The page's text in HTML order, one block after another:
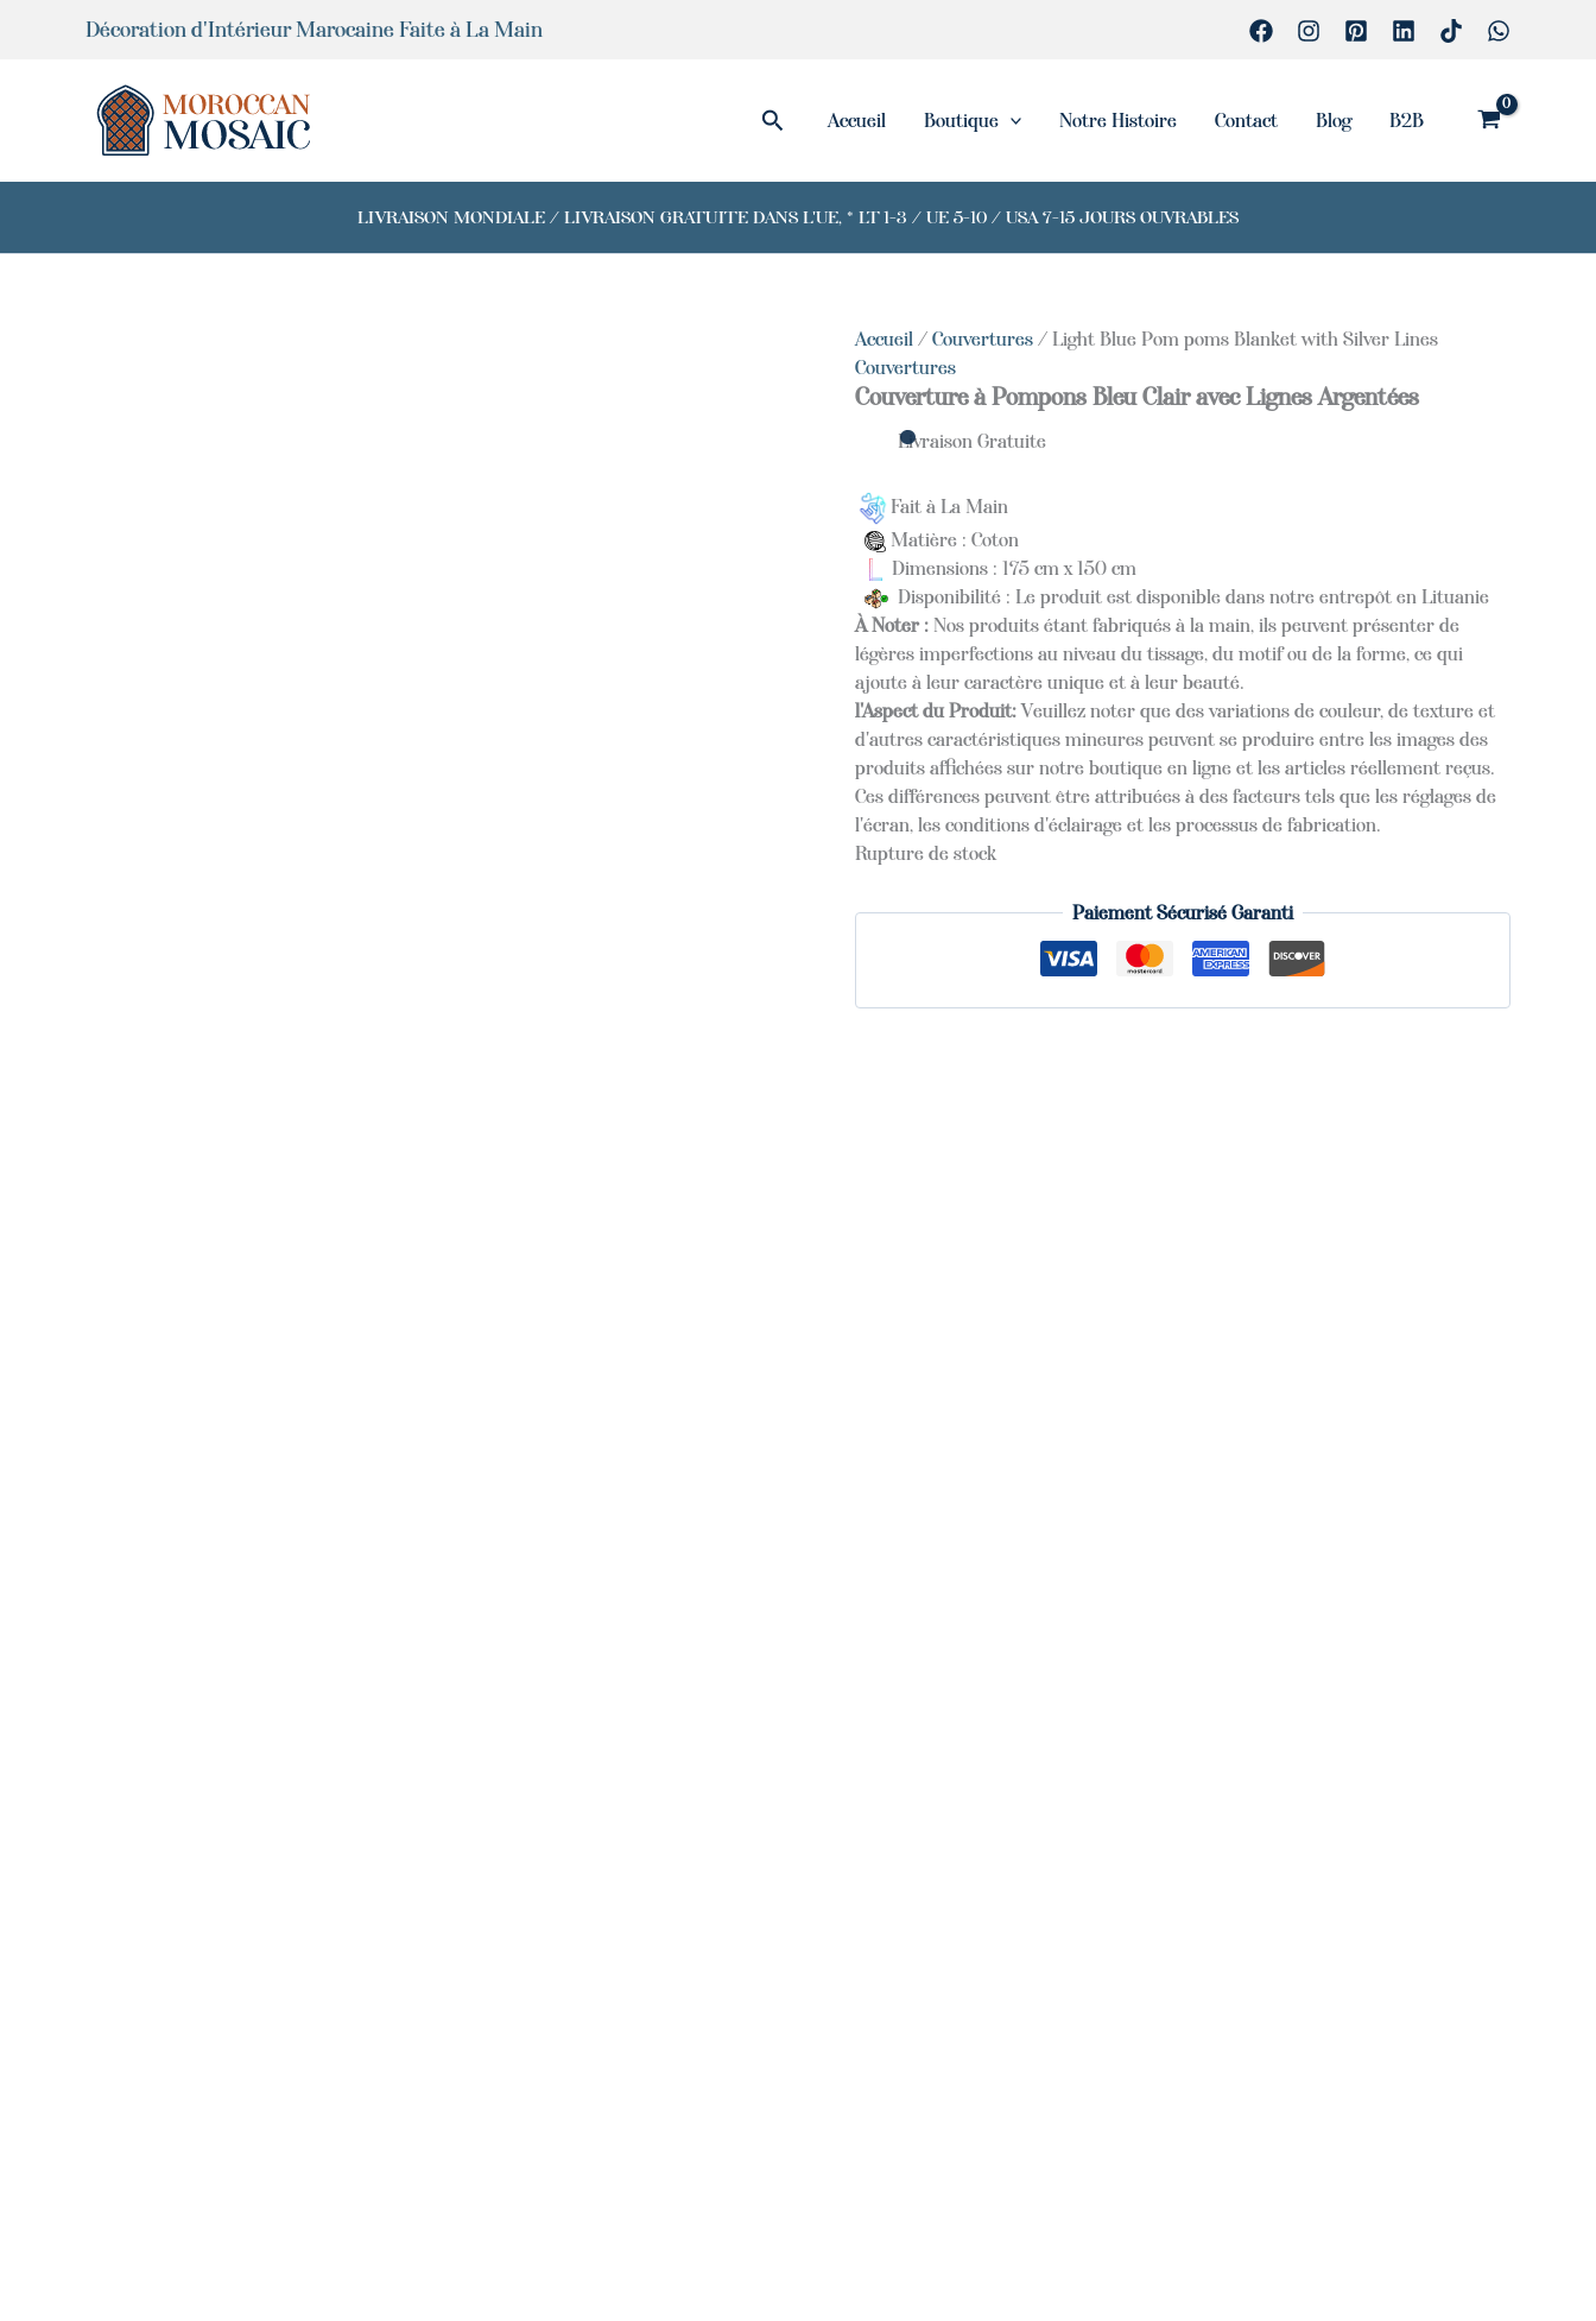
Décoration d'Intérieur Marocaine Faite à La Main
Rechercher
Accueil Boutique Notre Histoire Contact Blog B2B
LIVRAISON MONDIALE / LIVRAISON GRATUITE DANS L'UE, * LT 1-3 / UE 5-10 / USA 7-15 JOURS OUVRABLES
Accueil / Couvertures / Light Blue Pom poms Blanket with Silver Lines
Couvertures
Couverture à Pompons Bleu Clair avec Lignes Argentées
Livraison Gratuite
Fait à La Main
Matière : Coton
Dimensions : 175 cm x 150 cm
Disponibilité : Le produit est disponible dans notre entrepôt en Lituanie
À Noter : Nos produits étant fabriqués à la main, ils peuvent présenter de
légères imperfections au niveau du tissage, du motif ou de la forme, ce qui
ajoute à leur caractère unique et à leur beauté.
l'Aspect du Produit:Veuillez noter que des variations de couleur, de texture et
d'autres caractéristiques mineures peuvent se produire entre les images des
produits affichées sur notre boutique en ligne et les articles réellement reçus.
Ces différences peuvent être attribuées à des facteurs tels que les réglages de
l'écran, les conditions d'éclairage et les processus de fabrication.
Rupture de stock
Paiement Sécurisé Garanti